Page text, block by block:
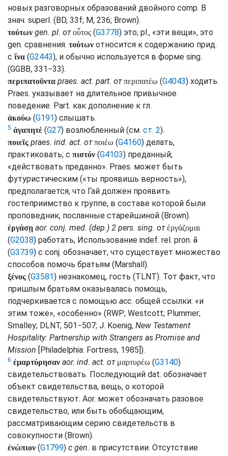
новых разговорных образований двойного comp. В
знач. superl. (BD, 33f; M, 236; Brown).
τούτων gen. pl. от οὗτος (G3778) это; pl., «эти вещи», это
gen. сравнения. τούτων относится к содержанию прид.
с ἵνα (G2443), и обычно используется в форме sing.
(GGBB, 331−33).
περιπατοῦντα praes. act. part. от περιπατέω (G4043) ходить.
Praes. указывает на длительное привычное
поведение. Part. как дополнение к гл.
ἀκούω (G191) слышать.
5 ἀγαπητέ (G27) возлюбленный (см. ст. 2).
ποιεῖς praes. ind. act. от ποιέω (G4160) делать,
практиковать; с πιστόν (G4103) преданный;
«действовать преданно». Praes. может быть
футуристическим («ты проявишь верность»),
предполагается, что Гай должен проявить
гостеприимство к группе, в составе которой были
проповедник, посланные старейшиной (Brown).
ἐργάσῃ aor. conj. med. (dep.) 2 pers. sing. от ἐργάζομαι
(G2038) работать, Использование indef. rel. pron. ὅ
(G3739) с conj. обозначает, что существует множество
способов помочь братьям (Marshall).
ξένος (G3581) незнакомец, гость (TLNT). Тот факт, что
пришлым братьям оказывалась помощь,
подчеркивается с помощью acc. общей ссылки: «и
этим тоже», «особенно» (RWP; Westcott; Plummer;
Smalley; DLNT, 501−507; J. Koenig, New Testament
Hospitality: Partnership with Strangers as Promise and
Mission [Philadelphia: Fortress, 1985]).
6 ἐμαρτύρησαν aor. ind. act. от μαρτυρέω (G3140)
свидетельствовать. Последующий dat. обозначает
объект свидетельства, вещь, о которой
свидетельствуют. Aor. может обозначать разовое
свидетельство, или быть обобщающим,
рассматривающим серию свидетельств в
совокупности (Brown).
ἐνώπιον (G1799) с gen. в присутствии. Отсутствие